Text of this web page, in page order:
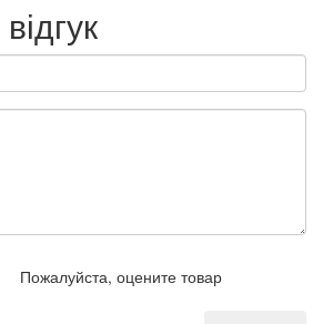
Пожалуйста, оцените товар